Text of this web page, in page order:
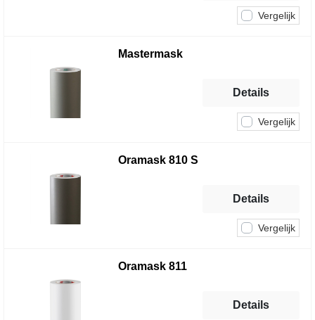
Vergelijk
Mastermask
Vergelijk
Details
Oramask 810 S
Vergelijk
Details
Oramask 811
Details